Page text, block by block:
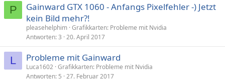
P
Gainward GTX 1060 - Anfangs Pixelfehler -) Jetzt
kein Bild mehr?!
pleasehelphim Grafikkarten: Probleme mit Nvidia
Antworten 3 20. April 2017
L Probleme mit Gainward
Luca1602 Grafikkarten: Probleme mit Nvidia
Antworten 5 27. Februar 2017